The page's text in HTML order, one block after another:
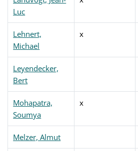
Luc
Lehnert,
Michael
x
Leyendecker,
Bert
Mohapatra,
Soumya
x
Melzer, Almut